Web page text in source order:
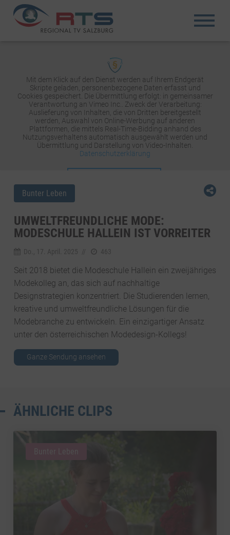
Mit dem Klick auf den Dienst werden auf Ihrem Endgerät
Skripte geladen, personenbezogene Daten erfasst und
Cookies gespeichert. Die Übermittlung erfolgt: in gemeinsamer
Verantwortung an Vimeo Inc.. Zweck der Verarbeitung:
Auslieferung von Inhalten, die von Dritten bereitgestellt
werden, Auswahl von Online-Werbung auf anderen
Plattformen, die mittels Real-Time-Bidding anhand des
Nutzungsverhaltens automatisch ausgewählt werden und
Übermittlung und Darstellung von Video-Inhalten.
Datenschutzerklärung
Bunter Leben
UMWELTFREUNDLICHE MODE:
MODESCHULE HALLEIN IST VORREITER
Do., 17. April. 2025 463
Seit 2018 bietet die Modeschule Hallein ein zweijähriges
Modekolleg an, das sich auf nachhaltige
Designstrategien konzentriert. Die Studierenden lernen,
kreative und umweltfreundliche Lösungen für die
Modebranche zu entwickeln. Ein einzigartiger Ansatz
unter den österreichischen Modedesign-Kollegs!
Ganze Sendung ansehen
ÄHNLICHE CLIPS